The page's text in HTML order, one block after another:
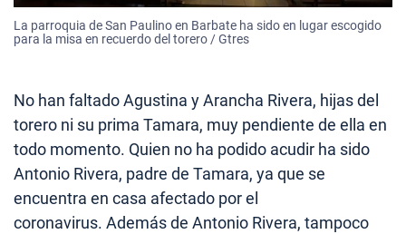
La parroquia de San Paulino en Barbate ha sido en lugar escogido
para la misa en recuerdo del torero / Gtres
No han faltado Agustina y Arancha Rivera, hijas del
torero ni su prima Tamara, muy pendiente de ella en
todo momento. Quien no ha podido acudir ha sido
Antonio Rivera, padre de Tamara, ya que se
encuentra en casa afectado por el
coronavirus. Además de Antonio Rivera, tampoco